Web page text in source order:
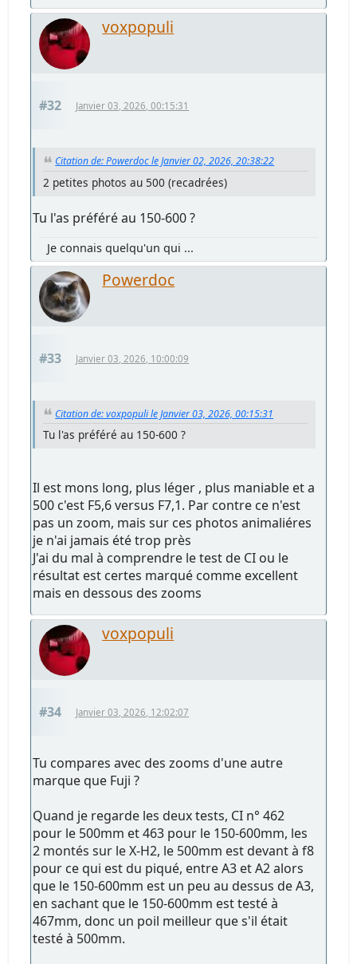
voxpopuli
#32 Janvier 03, 2026, 00:15:31
Citation de: Powerdoc le Janvier 02, 2026, 20:38:22
2 petites photos au 500 (recadrées)
Tu l'as préféré au 150-600 ?
Je connais quelqu'un qui ...
Powerdoc
#33 Janvier 03, 2026, 10:00:09
Citation de: voxpopuli le Janvier 03, 2026, 00:15:31
Tu l'as préféré au 150-600 ?
Il est mons long, plus léger , plus maniable et a
500 c'est F5,6 versus F7,1. Par contre ce n'est
pas un zoom, mais sur ces photos animaliéres
je n'ai jamais été trop près
J'ai du mal à comprendre le test de CI ou le
résultat est certes marqué comme excellent
mais en dessous des zooms
voxpopuli
#34 Janvier 03, 2026, 12:02:07
Tu compares avec des zooms d'une autre
marque que Fuji ?
Quand je regarde les deux tests, CI n° 462
pour le 500mm et 463 pour le 150-600mm, les
2 montés sur le X-H2, le 500mm est devant à f8
pour ce qui est du piqué, entre A3 et A2 alors
que le 150-600mm est un peu au dessus de A3,
en sachant que le 150-600mm est testé à
467mm, donc un poil meilleur que s'il était
testé à 500mm.